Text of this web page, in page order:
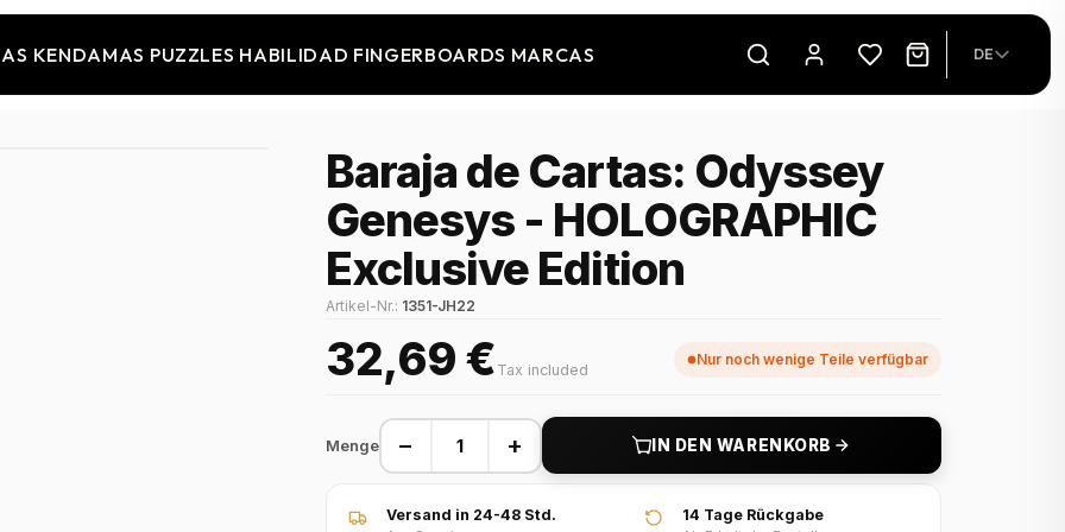
KENDAMAS PUZZLES HABILIDAD FINGERBOARDS MARCAS DE
Baraja de Cartas: Odyssey
Genesys - HOLOGRAPHIC
Exclusive Edition
Artikel-Nr.: 1351-JH22
32,69 € Tax included
Nur noch wenige Teile verfügbar
Menge − + IN DEN WARENKORB
Versand in 24-48 Std. 14 Tage Rückgabe